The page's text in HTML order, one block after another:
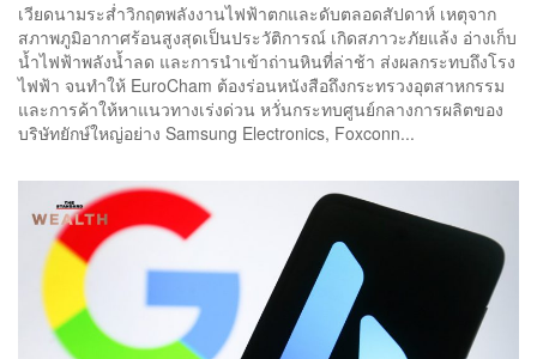
เวียดนามระส่ำวิกฤตพลังงานไฟฟ้าตกและดับตลอดสัปดาห์ เหตุจาก
สภาพภูมิอากาศร้อนสูงสุดเป็นประวัติการณ์ เกิดสภาวะภัยแล้ง อ่างเก็บ
น้ำไฟฟ้าพลังน้ำลด และการนำเข้าถ่านหินที่ล่าช้า ส่งผลกระทบถึงโรง
ไฟฟ้า จนทำให้ EuroCham ต้องร่อนหนังสือถึงกระทรวงอุตสาหกรรม
และการค้าให้หาแนวทางเร่งด่วน หวั่นกระทบศูนย์กลางการผลิตของ
บริษัทยักษ์ใหญ่อย่าง Samsung Electronics, Foxconn...